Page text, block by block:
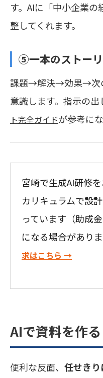
す。AIに「中小企業
整してくれます。
⑤一本のストー
課題→解決→効果→次
意識します。指示の出
ト完全ガイドが参考に
宮崎で生成AI研修
カリキュラムで設
っています（助成
になる場合がありま
求はこちら →
AIで資料を作
便利な反面、 任せき